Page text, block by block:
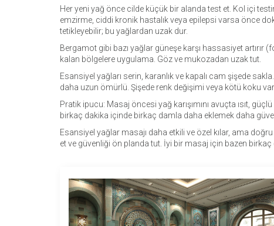
Her yeni yağ önce cilde küçük bir alanda test et. Kol içi
emzirme, ciddi kronik hastalık veya epilepsi varsa önce
tetikleyebilir; bu yağlardan uzak dur.
Bergamot gibi bazı yağlar güneşe karşı hassasiyet artırır
kalan bölgelere uygulama. Göz ve mukozadan uzak tut.
Esansiyel yağları serin, karanlık ve kapalı cam şişede
daha uzun ömürlü. Şişede renk değişimi veya kötü koku
Pratik ipucu: Masaj öncesi yağ karışımını avuçta ısıt,
birkaç dakika içinde birkaç damla daha eklemek daha
Esansiyel yağlar masajı daha etkili ve özel kılar, ama
et ve güvenliği ön planda tut. İyi bir masaj için bazen birkaç